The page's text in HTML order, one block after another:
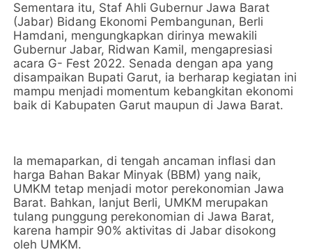
Sementara itu, Staf Ahli Gubernur Jawa Barat
(Jabar) Bidang Ekonomi Pembangunan, Berli
Hamdani, mengungkapkan dirinya mewakili
Gubernur Jabar, Ridwan Kamil, mengapresiasi
acara G- Fest 2022. Senada dengan apa yang
disampaikan Bupati Garut, ia berharap kegiatan ini
mampu menjadi momentum kebangkitan ekonomi
baik di Kabupaten Garut maupun di Jawa Barat.
Ia memaparkan, di tengah ancaman inflasi dan
harga Bahan Bakar Minyak (BBM) yang naik,
UMKM tetap menjadi motor perekonomian Jawa
Barat. Bahkan, lanjut Berli, UMKM merupakan
tulang punggung perekonomian di Jawa Barat,
karena hampir 90% aktivitas di Jabar disokong
oleh UMKM.